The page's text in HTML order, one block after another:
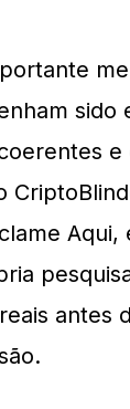
sido
antes